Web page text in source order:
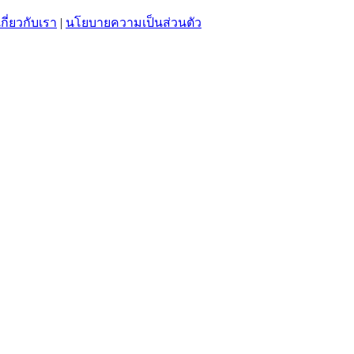
กี่ยวกับเรา | นโยบายความเป็นส่วนตัว